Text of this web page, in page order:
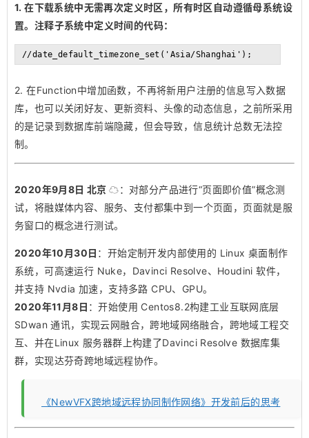
1. 在下载系统中无需再次定义时区，所有时区自动遵循母系统设
置。注释子系统中定义时间的代码：
//date_default_timezone_set('Asia/Shanghai');
2. 在Function中增加函数，不再将新用户注册的信息写入数据
库，也可以关闭好友、更新资料、头像的动态信息，之前所采用
的是记录到数据库前端隐藏，但会导致，信息统计总数无法控
制。
2020年9月8日 北京 ☁️：对部分产品进行“页面即价值”概念测
试，将融媒体内容、服务、支付都集中到一个页面，页面就是服
务窗口的概念进行测试。
2020年10月30日 ：开始定制开发内部使用的 Linux 桌面制作
系统，可高速运行 Nuke，Davinci Resolve、Houdini 软件，
并支持 Nvdia 加速，支持多路 CPU、GPU。
2020年11月8日 ：开始使用 Centos8.2构建工业互联网底层
SDwan 通讯，实现云网融合，跨地域网络融合，跨地域工程交
互、并在Linux 服务器群上构建了Davinci Resolve 数据库集
群，实现达芬奇跨地域远程协作。
《NewVFX跨地域远程协同制作网络》开发前后的思考